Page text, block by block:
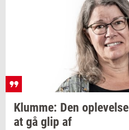
Klum­me: Den op­le­vel­se
at gå glip af